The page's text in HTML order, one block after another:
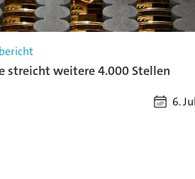
streicht weitere 4.000 Stellen
6.